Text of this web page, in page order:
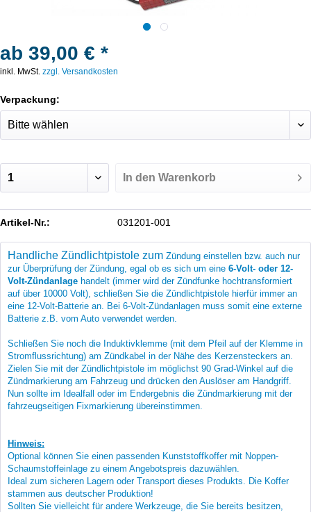
ab 39,00 € *
inkl. MwSt. zzgl. Versandkosten
Verpackung:
In den Warenkorb
Artikel-Nr.: 031201-001
Handliche Zündlichtpistole zum Zündung einstellen bzw. auch nur
zur Überprüfung der Zündung, egal ob es sich um eine 6-Volt- oder 12-
Volt-Zündanlage handelt (immer wird der Zündfunke hochtransformiert
auf über 10000 Volt), schließen Sie die Zündlichtpistole hierfür immer an
eine 12-Volt-Batterie an. Bei 6-Volt-Zündanlagen muss somit eine externe
Batterie z.B. vom Auto verwendet werden.
Schließen Sie noch die Induktivklemme (mit dem Pfeil auf der Klemme in
Stromflussrichtung) am Zündkabel in der Nähe des Kerzensteckers an.
Zielen Sie mit der Zündlichtpistole im möglichst 90 Grad-Winkel auf die
Zündmarkierung am Fahrzeug und drücken den Auslöser am Handgriff.
Nun sollte im Idealfall oder im Endergebnis die Zündmarkierung mit der
fahrzeugseitigen Fixmarkierung übereinstimmen.
Hinweis:
Optional können Sie einen passenden Kunststoffkoffer mit Noppen-
Schaumstoffeinlage zu einem Angebotspreis dazuwählen.
Ideal zum sicheren Lagern oder Transport dieses Produkts. Die Koffer
stammen aus deutscher Produktion!
Sollten Sie vielleicht für andere Werkzeuge, die Sie bereits besitzen,